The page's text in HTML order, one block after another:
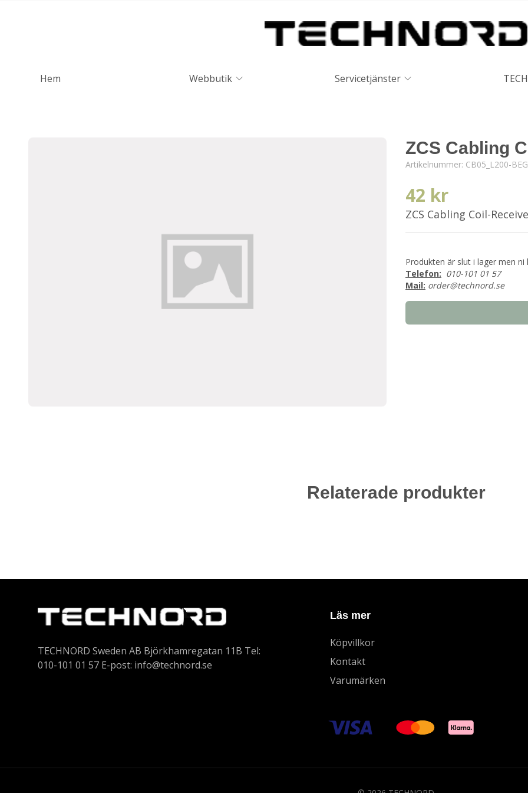
Hem Webbutik Servicetjänster
ZCS Cabling
Artikelnummer: CB05_L200-BEG
42 kr
ZCS Cabling Coil-
Produkten är slut i lager men
Telefon: 010-101 01 57
Mail: order@technord.se
Relaterade produkter
TECHNORD Sweden AB Björkhamregatan 11B Tel:
010-101 01 57 E-post: info@technord.se
Läs mer
Köpvillkor
Kontakt
Varumärken